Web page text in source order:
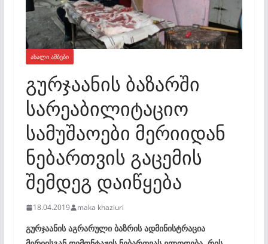
ᲐᲮᲐᲚᲘ ᲐᲛᲑᲔᲑᲘ
გურჯაანის ბაზარში
სარეაბილიტაციო
სამუშაოები მერიიდან
ნებართვის გაცემის
შემდეგ დაიწყება
18.04.2019 maka khaziuri
გურჯაანის აგრარული ბაზრის ადმინისტრაცია